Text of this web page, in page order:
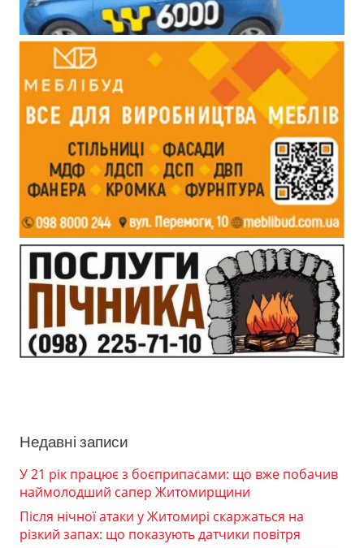
Недавні записи
У 21 рік працює з боєприпасами: що вже побачив
наймолодший сапер Житомирщини
Після нічної атаки у Житомирі скаржаться на
різкий запах: що показують датчики повітря